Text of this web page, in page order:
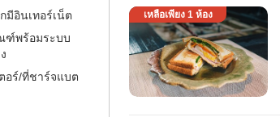
มีอินเทอร์เน็ต
ฑ์พร้อมระบบ
อร์/ที่ชาร์จแบต
เหลือเพียง 1ห้อง